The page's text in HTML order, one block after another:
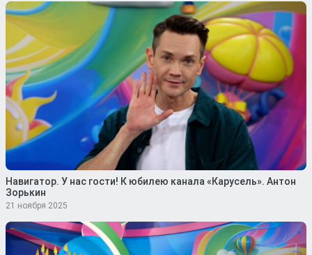
Навигатор. У нас гости! К юбилею канала «Карусель». Антон
Зорькин
21 ноября 2025